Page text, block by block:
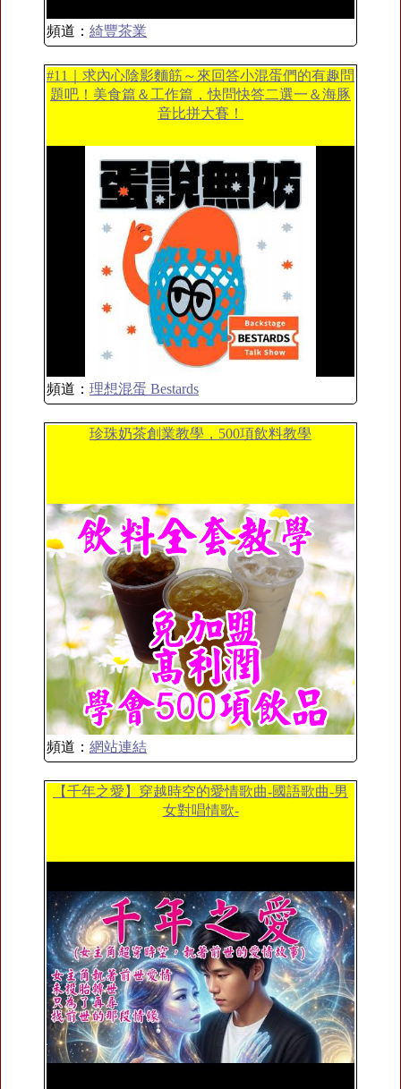
頻道： 綺豐茶業
#11｜求內心陰影麵筋～來回答小混蛋們的有趣問
題吧！美食篇＆工作篇，快問快答二選一＆海豚
音比拼大賽！
頻道： 理想混蛋 Bestards
珍珠奶茶創業教學，500項飲料教學
頻道： 網站連結
【千年之愛】穿越時空的愛情歌曲-國語歌曲-男
女對唱情歌-